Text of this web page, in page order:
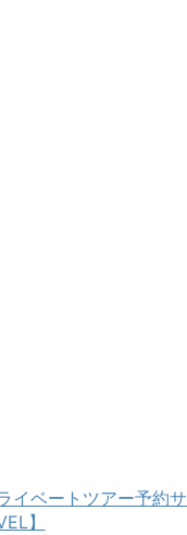
イベートツアー予約サ
】